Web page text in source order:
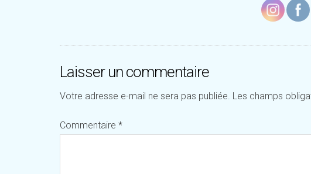
Laisser un commentaire
Votre adresse e-mail ne sera pas publiée. Les champs
Commentaire *